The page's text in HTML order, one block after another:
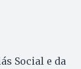
Social e da